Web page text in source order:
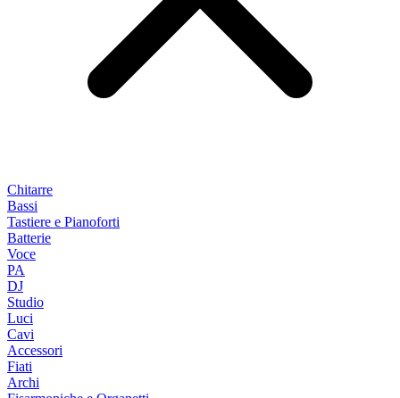
Chitarre
Bassi
Tastiere e Pianoforti
Batterie
Voce
PA
DJ
Studio
Luci
Cavi
Accessori
Fiati
Archi